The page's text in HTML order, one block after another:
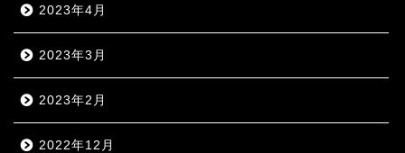
2023年4月
2023年3月
2023年2月
2022年12月